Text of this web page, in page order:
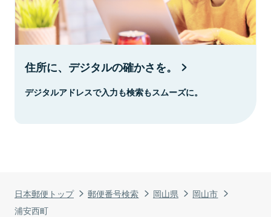
日本郵便トップ 郵便番号検索 岡山県
岡山市
浦安西町
住所に、デジタルの確かさを。
デジタルアドレスで入力も検索もスムーズに。